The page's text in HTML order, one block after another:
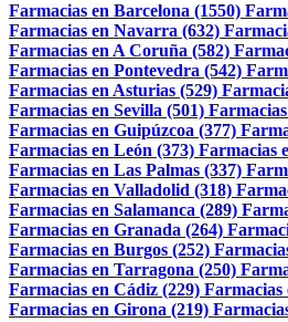
Farmacias en Barcelona (1550)
Farmacias en Navarra (632)
Farmacias en A Coruña (582)
Farmacias en Pontevedra (542)
Farmacias en Asturias (529)
Farmacias en Sevilla (501)
Farmacias en Guipúzcoa (377)
Farmacias en León (373) Farmacias
Farmacias en Las Palmas (337)
Farmacias en Valladolid (318)
Farmacias en Salamanca (289)
Farmacias en Granada (264)
Farmacias en Burgos (252)
Farmacias en Tarragona (250)
Farmacias en Cádiz (229) Farmacias
Farmacias en Girona (219)